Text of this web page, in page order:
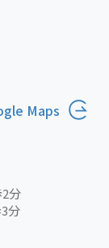
Maps
2分
分